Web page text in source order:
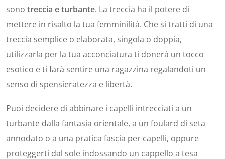
sono treccia e turbante. La treccia ha il potere di
mettere in risalto la tua femminilità. Che si tratti di una
treccia semplice o elaborata, singola o doppia,
utilizzarla per la tua acconciatura ti donerà un tocco
esotico e ti farà sentire una ragazzina regalandoti un
senso di spensieratezza e libertà.
Puoi decidere di abbinare i capelli intrecciati a un
turbante dalla fantasia orientale, a un foulard di seta
annodato o a una pratica fascia per capelli, oppure
proteggerti dal sole indossando un cappello a tesa